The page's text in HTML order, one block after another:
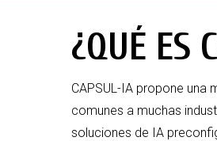
¿QUÉ ES
CAPSUL-IA propone una
comunes a muchas
soluciones de IA